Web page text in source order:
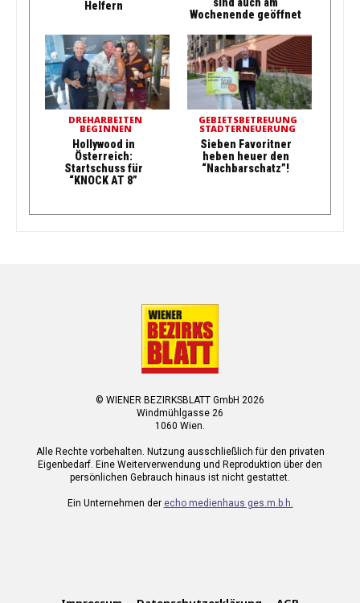
Helfern
Wochenende geöffnet
DREHARBEITEN
BEGINNEN
Hollywood in
Österreich:
Startschuss für
“KNOCK AT 8”
GEBIETSBETREUUNG
STADTERNEUERUNG
Sieben Favoritner
heben heuer den
“Nachbarschatz”!
© WIENER BEZIRKSBLATT GmbH 2026
Windmühlgasse 26
1060 Wien.
Alle Rechte vorbehalten. Nutzung ausschließlich für den privaten
Eigenbedarf. Eine Weiterverwendung und Reproduktion über den
persönlichen Gebrauch hinaus ist nicht gestattet.
Ein Unternehmen der echo medienhaus ges.m.b.h.